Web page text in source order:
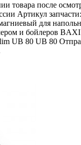
товара после
Артикул
для
и бойлеров
UB 80 UB 80